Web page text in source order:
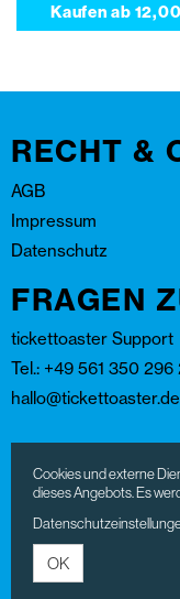
Kaufen ab
RECHT &
AGB
Impressum
Datenschutz
FRAGEN
tickettoaster Support
Tel.: +49 561 350
hallo@tickettoaster.de
Cookies und externe
dieses Angebots. Es
OK